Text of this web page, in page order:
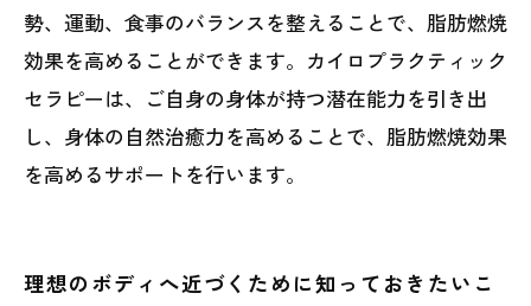
勢、運動、食事のバランスを整えることで、脂肪燃焼
効果を高めることができます。カイロプラクティック
セラピーは、ご自身の身体が持つ潜在能力を引き出
し、身体の自然治癒力を高めることで、脂肪燃焼効果
を高めるサポートを行います。
理想のボディへ近づくために知っておきたいこ